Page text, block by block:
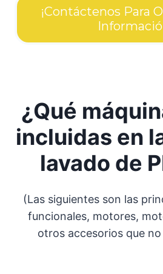
¡Contáctenos Para
¿Qué
incluidas en
lavado de
(Las siguientes son las
funcionales, motores,
otros accesorios que